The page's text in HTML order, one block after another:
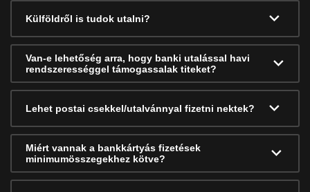
Külföldről is tudok utalni?
Van-e lehetőség arra, hogy banki utalással havi
rendszerességgel támogassalak titeket?
Lehet postai csekkel/utalvánnyal fizetni nektek?
Miért vannak a bankkártyás fizetések
minimumösszegekhez kötve?